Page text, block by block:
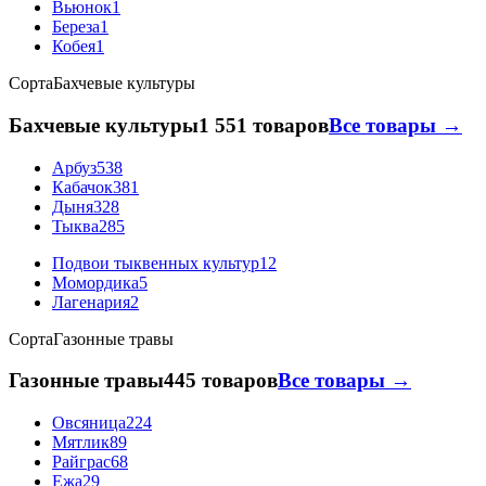
Вьюнок1
Береза1
Кобея1
СортаБахчевые культуры
Бахчевые культуры1 551 товаровВсе товары →
Арбуз538
Кабачок381
Дыня328
Тыква285
Подвои тыквенных культур12
Момордика5
Лагенария2
СортаГазонные травы
Газонные травы445 товаровВсе товары →
Овсяница224
Мятлик89
Райграс68
Ежа29